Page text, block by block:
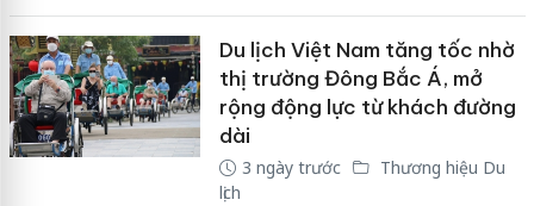
Du lịch Việt Nam tăng tốc nhờ
thị trường Đông Bắc Á, mở
rộng động lực từ khách đường
dài
3 ngày trước
Thương hiệu Du
lịch